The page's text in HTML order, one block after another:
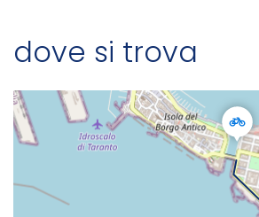
dove si trova